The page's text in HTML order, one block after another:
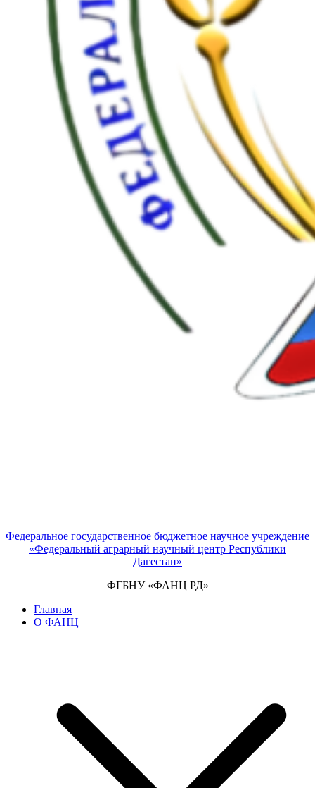
Федеральное государственное бюджетное научное учреждение
«Федеральный аграрный научный центр Республики
Дагестан»
ФГБНУ «ФАНЦ РД»
Главная
О ФАНЦ